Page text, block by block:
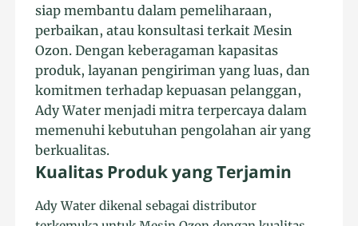
siap membantu dalam pemeliharaan,
perbaikan, atau konsultasi terkait Mesin
Ozon. Dengan keberagaman kapasitas
produk, layanan pengiriman yang luas, dan
komitmen terhadap kepuasan pelanggan,
Ady Water menjadi mitra terpercaya dalam
memenuhi kebutuhan pengolahan air yang
berkualitas.
Kualitas Produk yang Terjamin
Ady Water dikenal sebagai distributor